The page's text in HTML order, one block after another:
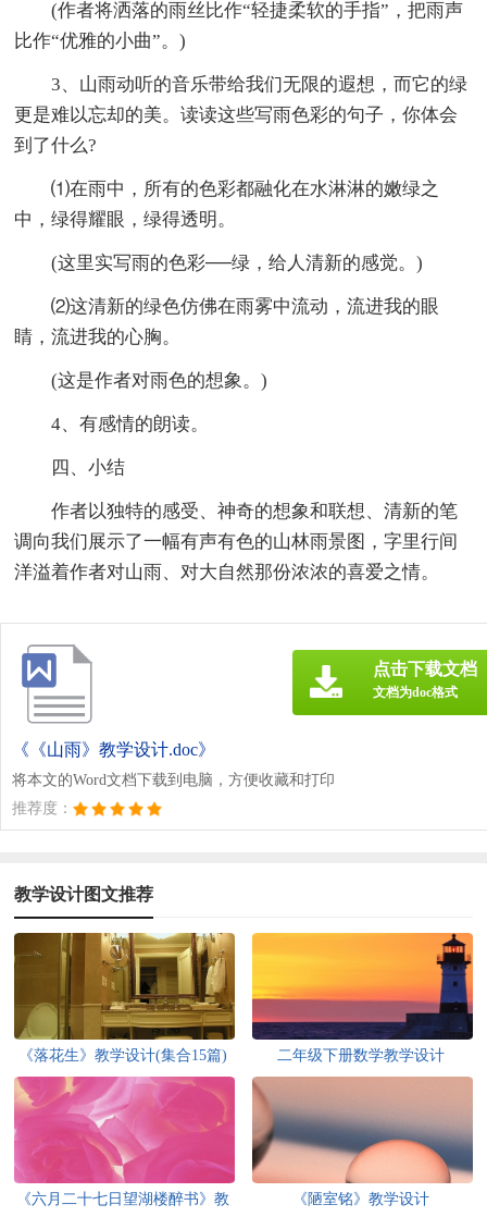
(作者将洒落的雨丝比作“轻捷柔软的手指”，把雨声
比作“优雅的小曲”。)
3、山雨动听的音乐带给我们无限的遐想，而它的绿
更是难以忘却的美。读读这些写雨色彩的句子，你体会
到了什么?
⑴在雨中，所有的色彩都融化在水淋淋的嫩绿之
中，绿得耀眼，绿得透明。
(这里实写雨的色彩──绿，给人清新的感觉。)
⑵这清新的绿色仿佛在雨雾中流动，流进我的眼
睛，流进我的心胸。
(这是作者对雨色的想象。)
4、有感情的朗读。
四、小结
作者以独特的感受、神奇的想象和联想、清新的笔
调向我们展示了一幅有声有色的山林雨景图，字里行间
洋溢着作者对山雨、对大自然那份浓浓的喜爱之情。
《《山雨》教学设计.doc》
将本文的Word文档下载到电脑，方便收藏和打印
推荐度：
点击下载文档
文档为doc格式
教学设计图文推荐
《落花生》教学设计(集合15篇) 二年级下册数学教学设计
《六月二十七日望湖楼醉书》教
《陋室铭》教学设计